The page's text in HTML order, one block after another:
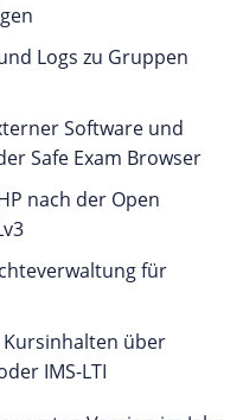
Logs zu Gruppen
Software und
Safe Exam Browser
nach der Open
für
über
IMS-LTI